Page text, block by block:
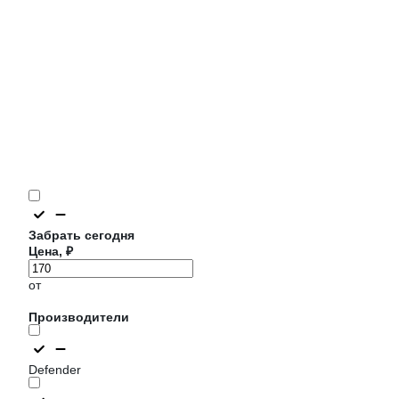
Забрать сегодня
Цена, ₽
от
Производители
Defender